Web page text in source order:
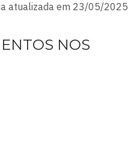
atualizada em 23/05/2025
NOS